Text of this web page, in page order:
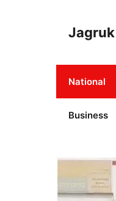
National
Business